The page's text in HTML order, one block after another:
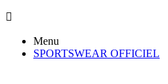

Menu
SPORTSWEAR OFFICIEL